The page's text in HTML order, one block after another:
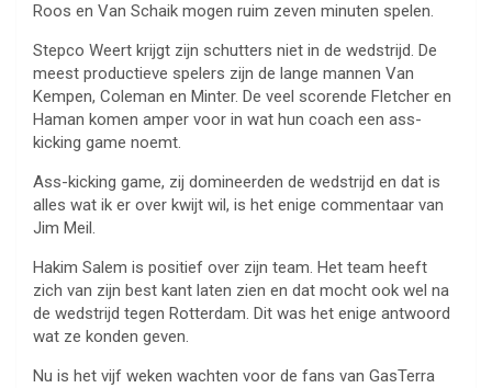
Roos en Van Schaik mogen ruim zeven minuten spelen.
Stepco Weert krijgt zijn schutters niet in de wedstrijd. De
meest productieve spelers zijn de lange mannen Van
Kempen, Coleman en Minter. De veel scorende Fletcher en
Haman komen amper voor in wat hun coach een ass-
kicking game noemt.
Ass-kicking game, zij domineerden de wedstrijd en dat is
alles wat ik er over kwijt wil, is het enige commentaar van
Jim Meil.
Hakim Salem is positief over zijn team. Het team heeft
zich van zijn best kant laten zien en dat mocht ook wel na
de wedstrijd tegen Rotterdam. Dit was het enige antwoord
wat ze konden geven.
Nu is het vijf weken wachten voor de fans van GasTerra